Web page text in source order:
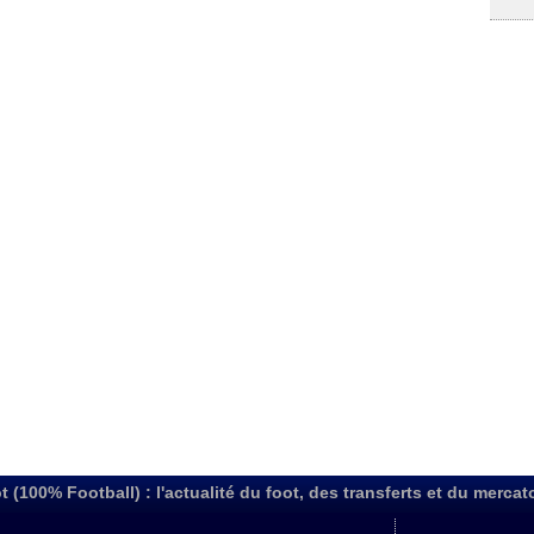
(100% Football) : l'actualité du foot, des transferts et du